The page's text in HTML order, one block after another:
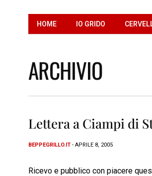
HOME IO GRIDO
ARCHIVIO
Lettera a Ciampi di
BEPPEGRILLO.IT - APRILE 8, 2005
Ricevo e pubblico con piacere